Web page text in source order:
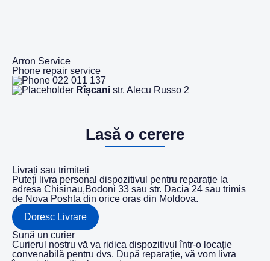
Arron Service
Phone repair service
022 011 137
Rîșcani str. Alecu Russo 2
Lasă o cerere
Livrați sau trimiteți
Puteți livra personal dispozitivul pentru reparație la
adresa Chisinau,Bodoni 33 sau str. Dacia 24 sau trimis
de Nova Poshta din orice oras din Moldova.
Doresc Livrare
Sună un curier
Curierul nostru vă va ridica dispozitivul într-o locație
convenabilă pentru dvs. După reparație, vă vom livra